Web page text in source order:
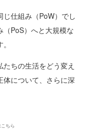
仕組み（PoW）でし
PoS）へと大規模な
ちの生活をどう変え
体について、さらに深
ちら